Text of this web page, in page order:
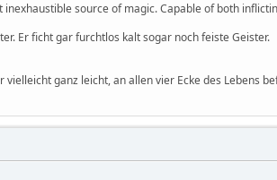
source of magic. Capable of both
Er ficht gar furchtlos kalt sogar noch feiste Geister.
vielleicht ganz leicht, an allen vier Ecke des Lebens